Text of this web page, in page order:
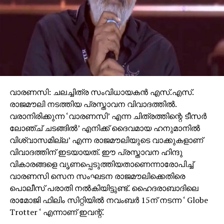
ചരിത്രമൊന്നും പറയാന്‍ മൊണാക്കോയ്ക്കില്ല.
RELATED TOPICS:
UP NEXT
‘ബാബരി മസ്ജിദ് തകര്‍ക്കാന്‍ ആവശ്യപ്പെട്ടത്
ഞാന്‍’ അവകാശവാദവുമായി ബിജെപി നേതാവ്
രംഗത്ത്
DON'T MISS
നെല്ലിയാമ്പതി: ഏറ്റെടുത്തത്
തിരിച്ചുനല്‍കണമെന്ന് സുപ്രീംകോടതി
വാരണസി: ചലച്ചിത്ര സംവിധായകന്‍ എസ്.എസ്.
രാജമൗലി നടത്തിയ പ്രസ്താവന വിവാദത്തില്‍.
വരാനിരിക്കുന്ന ‘വാരണസി’ എന്ന ചിത്രത്തിന്റെ ടീസര്‍
ലോഞ്ച് ചടങ്ങില്‍’ എനിക്ക് ദൈവമായ ഹനുമാനില്‍
വിശ്വാസമില്ല’ എന്ന രാജമൗലിയുടെ വാക്കുകളാണ്
വിവാദത്തിന് ഇടയായത്. ഈ പ്രസ്താവന ഹിന്ദു
വികാരങ്ങളെ വൃണപ്പെടുത്തിയതാണെന്നാരോപിച്ച്
വാരണസി സെന സംഘടന രാജമൗലിക്കെതിരെ
പൊലീസ് പരാതി നല്‍കിയിട്ടുണ്ട്. ഹൈദരാബാദിലെ
രാമോജി ഫിലിം സിറ്റിയില്‍ നവംബര്‍ 15ന് നടന്ന ‘ Globe
Trotter ‘ എന്നാണ് ഇവന്റ്.